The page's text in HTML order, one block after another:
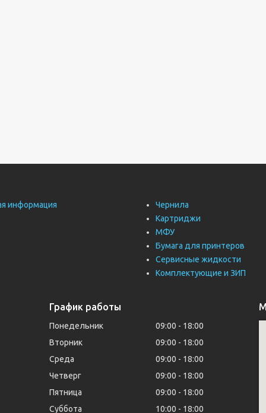
информация
Чернила
Картриджи
МФУ
Бумага для принтеров
Сервисные жидкости
Комплектующие и ЗИП
График работы
Понедельник 09:00
18:00
Вторник
09:00
18:00
Среда
09:00
18:00
Четверг
09:00
18:00
Пятница
09:00
18:00
Суббота
10:00 18:00